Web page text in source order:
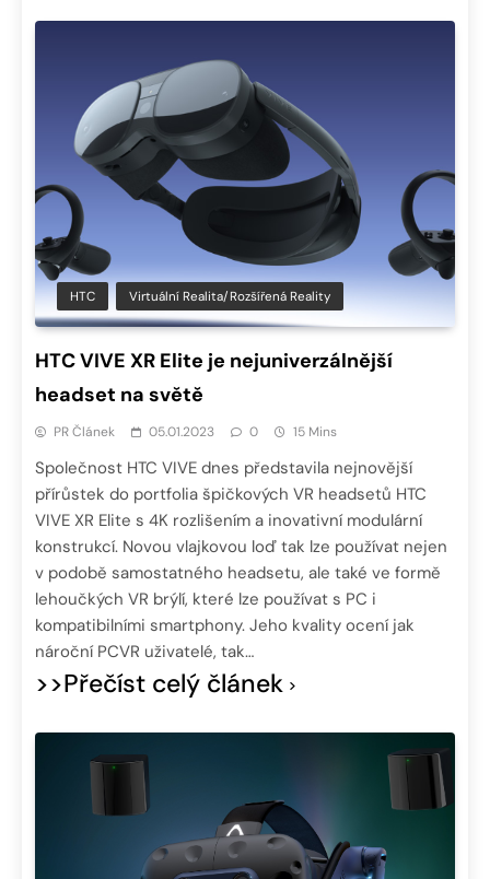
HTC Virtuální Realita/Rozšířená Reality
HTC VIVE XR Elite je nejuniverzálnější
headset na světě
PR Článek 05.01.2023 0 15 Mins
Společnost HTC VIVE dnes představila nejnovější
přírůstek do portfolia špičkových VR headsetů HTC
VIVE XR Elite s 4K rozlišením a inovativní modulární
konstrukcí. Novou vlajkovou loď tak lze používat nejen
v podobě samostatného headsetu, ale také ve formě
lehoučkých VR brýlí, které lze používat s PC i
kompatibilními smartphony. Jeho kvality ocení jak
nároční PCVR uživatelé, tak…
>>Přečíst celý článek